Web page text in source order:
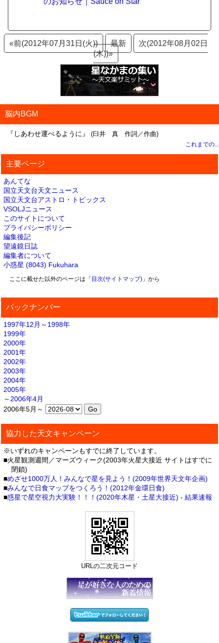
«前(2012年07月31日(火)) 最新
次(2012年08月02日
(木))»
脳内BGM
『しあわせ運べるように』 (臼井 真 作詞／作曲)
これまでの...
主要ページ
あんてな
国立天文台天文ニュース
国立天文台アストロ・トピックス
VSOLJニュース
このサイトについて
プライバシーポリシー
編集後記
望遠鏡日誌
編集者について
小惑星 (8043) Fukuhara
ここに載せた以外のページは「 目次(サイトマップ)」から
バックナンバー
1997年12月～1998年
1999年
2000年
2001年
2002年
2003年
2004年
2005年
～2006年4月
2006年5月～
協力した天文キャンペーン
※いずれのキャンペーンもすでに終了しています。
■火星観測週間／マーズウィーク(2003年火星大接近 サイトはすでに
閉鎖)
■めざせ1000万人！みんなで星を見よう！(2009年世界天文年企画)
■みんなで日食マップをつくろう！(2012年金環日食)
■惑星で星空視力大実験！！！(2020年木星・土星大接近) - 結果速報
URLの二次元コード